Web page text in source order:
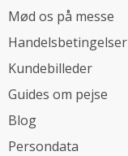
Mød os på messe
Handelsbetingelser
Kundebilleder
Guides om pejse
Blog
Persondata